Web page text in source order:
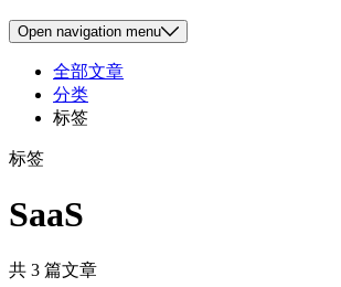
Open navigation menu
全部文章
分类
标签
标签
SaaS
共 3 篇文章